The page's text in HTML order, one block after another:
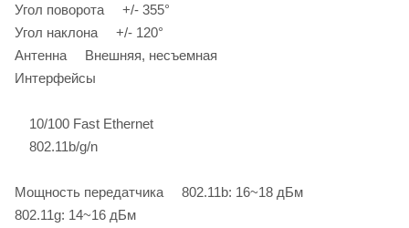
Угол поворота +/- 355°
Угол наклона +/- 120°
Антенна Внешняя, несъемная
Интерфейсы
10/100 Fast Ethernet
802.11b/g/n
Мощность передатчика 802.11b: 16~18 дБм
802.11g: 14~16 дБм